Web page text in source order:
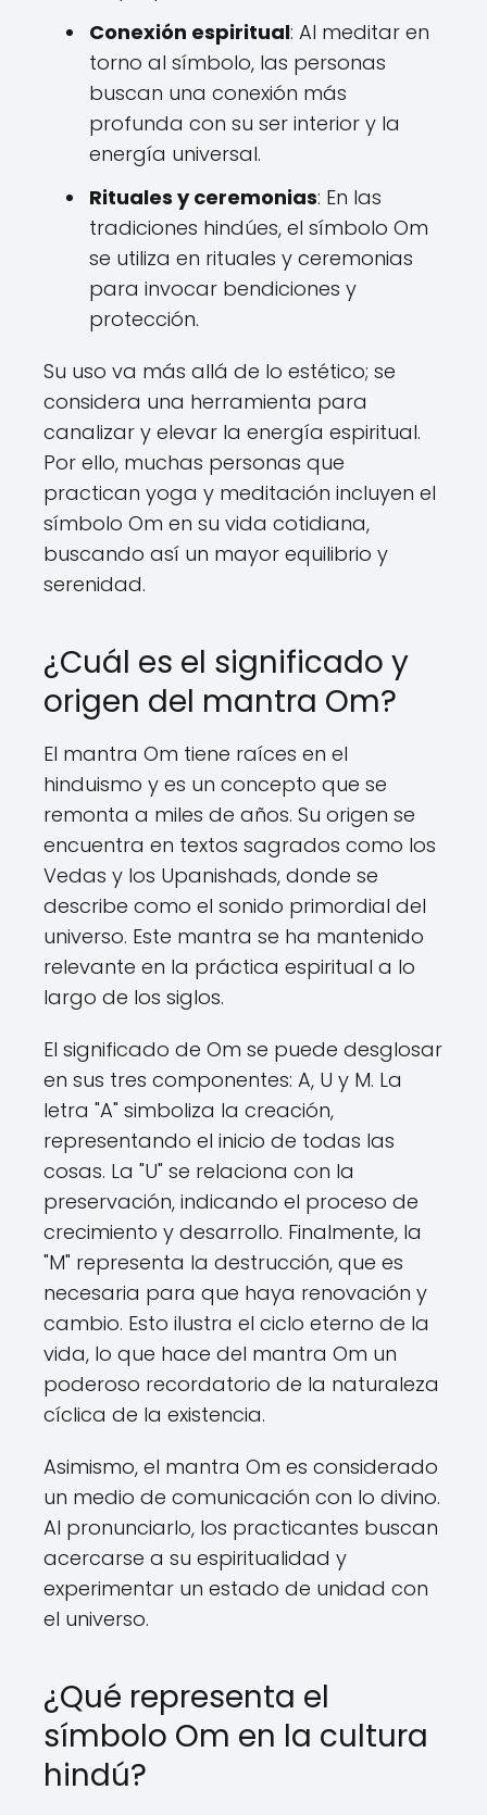
Conexión espiritual: Al meditar en
torno al símbolo, las personas
buscan una conexión más
profunda con su ser interior y la
energía universal.
Rituales y ceremonias: En las
tradiciones hindúes, el símbolo Om
se utiliza en rituales y ceremonias
para invocar bendiciones y
protección.
Su uso va más allá de lo estético; se
considera una herramienta para
canalizar y elevar la energía espiritual.
Por ello, muchas personas que
practican yoga y meditación incluyen el
símbolo Om en su vida cotidiana,
buscando así un mayor equilibrio y
serenidad.
¿Cuál es el significado y
origen del mantra Om?
El mantra Om tiene raíces en el
hinduismo y es un concepto que se
remonta a miles de años. Su origen se
encuentra en textos sagrados como los
Vedas y los Upanishads, donde se
describe como el sonido primordial del
universo. Este mantra se ha mantenido
relevante en la práctica espiritual a lo
largo de los siglos.
El significado de Om se puede desglosar
en sus tres componentes: A, U y M. La
letra "A" simboliza la creación,
representando el inicio de todas las
cosas. La "U" se relaciona con la
preservación, indicando el proceso de
crecimiento y desarrollo. Finalmente, la
"M" representa la destrucción, que es
necesaria para que haya renovación y
cambio. Esto ilustra el ciclo eterno de la
vida, lo que hace del mantra Om un
poderoso recordatorio de la naturaleza
cíclica de la existencia.
Asimismo, el mantra Om es considerado
un medio de comunicación con lo divino.
Al pronunciarlo, los practicantes buscan
acercarse a su espiritualidad y
experimentar un estado de unidad con
el universo.
¿Qué representa el
símbolo Om en la cultura
hindú?